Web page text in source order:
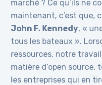
marché ? Ce qu’ils ne
maintenant, c’est que,
John F. Kennedy, «
tous les bateaux ».
ressources, notre
matière d’open source,
les entreprises qui en